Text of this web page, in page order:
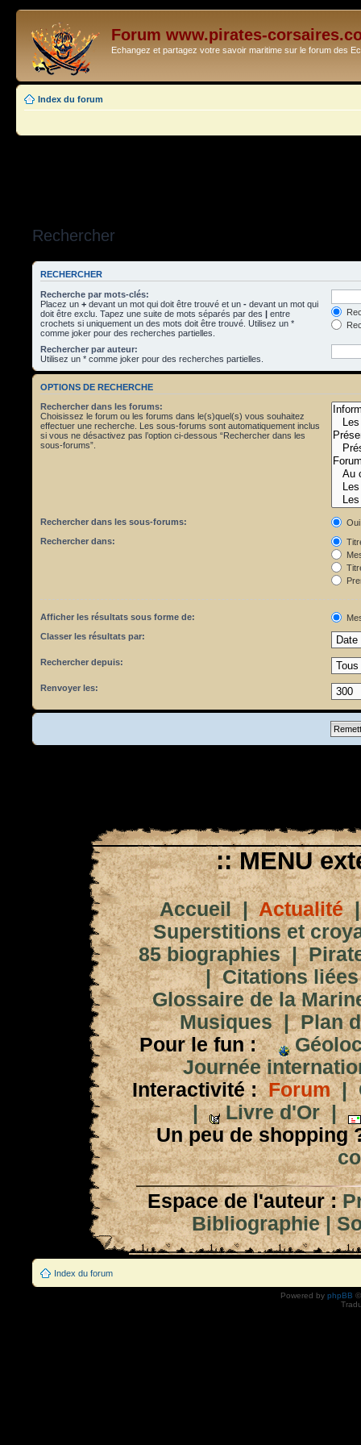
Forum www.pirates-
Echangez et partagez votre savoir maritime sur le forum des
Index du forum
Rechercher
RECHERCHER
Recherche par mots-clés:
Placez un + devant un mot qui doit être trouvé et un - devant un mot qui
doit être exclu. Tapez une suite de mots séparés par des | entre
crochets si uniquement un des mots doit être trouvé. Utilisez un *
comme joker pour des recherches partielles.
Rechercher par auteur:
Utilisez un * comme joker pour des recherches partielles.
OPTIONS DE RECHERCHE
Rechercher dans les forums:
Choisissez le forum ou les forums dans le(s)quel(s) vous souhaitez
effectuer une recherche. Les sous-forums sont automatiquement inclus
si vous ne désactivez pas l’option ci-dessous “Rechercher dans les
sous-forums”.
Rechercher dans les sous-forums:
Oui
Rechercher dans:
Afficher les résultats sous forme de:
Classer les résultats par:
Rechercher depuis:
Renvoyer les:
:: MENU
Accueil|Actualité
Superstitions et
85 biographies|
|Citations
Glossaire de la
Musiques|Plan
Pour le fun :
Journée
Interactivité : Forum|
|
Livre d'Or|
Un peu de shopping
Espace de l'auteur :
Bibliographie|
Index du forum
Powered by phpBB